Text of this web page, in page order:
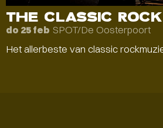
THE CLASSIC
do 25 feb SPOT/De Oosterpoort
Het allerbeste van classic